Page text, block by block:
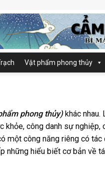
Vật phẩm phong thủy
phong thủy)khác nhau.
công danh sự nghiệp,
một công năng riêng có
những hiểu biết cơ bản về